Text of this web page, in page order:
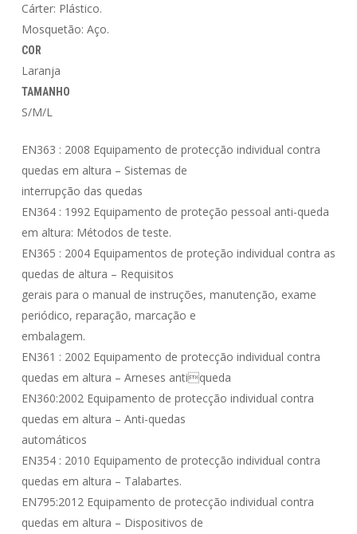
Cárter: Plástico.
Mosquetão: Aço.
COR
Laranja
TAMANHO
S/M/L
EN363 : 2008 Equipamento de protecção individual contra
quedas em altura – Sistemas de
interrupção das quedas
EN364 : 1992 Equipamento de proteção pessoal anti-queda
em altura: Métodos de teste.
EN365 : 2004 Equipamentos de proteção individual contra as
quedas de altura – Requisitos
gerais para o manual de instruções, manutenção, exame
periódico, reparação, marcação e
embalagem.
EN361 : 2002 Equipamento de protecção individual contra
quedas em altura – Arneses antiqueda
EN360:2002 Equipamento de protecção individual contra
quedas em altura – Anti-quedas
automáticos
EN354 : 2010 Equipamento de protecção individual contra
quedas em altura – Talabartes.
EN795:2012 Equipamento de protecção individual contra
quedas em altura – Dispositivos de